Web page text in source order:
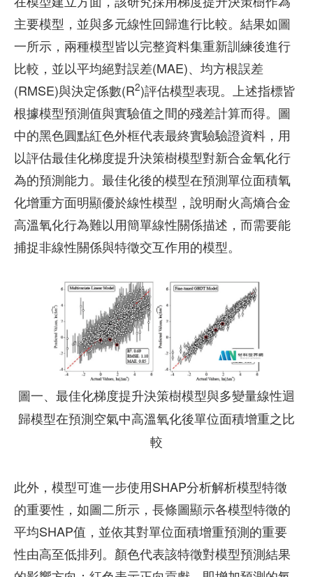
主要模型，並與多元線性回歸進行比較。結果如圖
一所示，兩種模型皆以完整資料集重新訓練後進行
比較，並以平均絕對誤差(MAE)、均方根誤差
(RMSE)與決定係數(R2)評估模型表現。上述指標皆
根據模型預測值與實驗值之間的殘差計算而得。圖
中的黑色圓點紅色外框代表最終實驗驗證資料，用
以評估最佳化梯度提升決策樹模型對新合金氧化行
為的預測能力。最佳化後的模型在預測單位面積氧
化增重方面明顯優於線性模型，說明耐火高熵合金
高溫氧化行為難以用簡單線性關係描述，而需要能
捕捉非線性關係與特徵交互作用的模型。
圖一、最佳化梯度提升決策樹模型與多變量線性迴
歸模型在預測空氣中高溫氧化後單位面積增重之比
較
此外，模型可進一步使用SHAP分析解析模型特徵
的重要性，如圖二所示，長條圖顯示各模型特徵的
平均SHAP值，並依其對單位面積增重預測的重要
性由高至低排列。顏色代表該特徵對模型預測結果